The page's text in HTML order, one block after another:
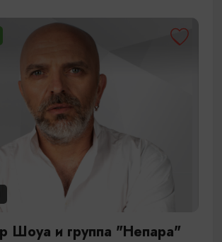
Шоуа и группа "Непара"